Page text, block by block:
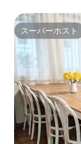
スーパーホスト
スーパーホスト